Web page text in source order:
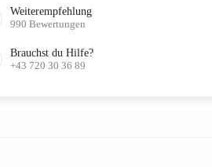
Weiterempfehlung
990 Bewertungen
Brauchst du Hilfe?
+43 720 30 36 89